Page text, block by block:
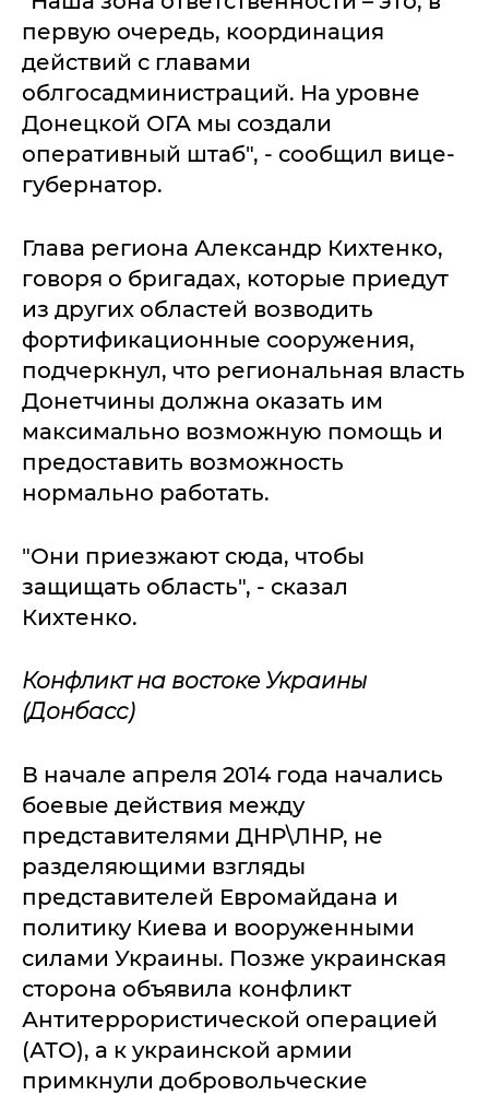
первую очередь, координация
действий с главами
облгосадминистраций. На уровне
Донецкой ОГА мы создали
оперативный штаб", - сообщил вице-
губернатор.
Глава региона Александр Кихтенко,
говоря о бригадах, которые приедут
из других областей возводить
фортификационные сооружения,
подчеркнул, что региональная власть
Донетчины должна оказать им
максимально возможную помощь и
предоставить возможность
нормально работать.
"Они приезжают сюда, чтобы
защищать область", - сказал
Кихтенко.
Конфликт на востоке Украины
(Донбасс)
В начале апреля 2014 года начались
боевые действия между
представителями ДНР\ЛНР, не
разделяющими взгляды
представителей Евромайдана и
политику Киева и вооруженными
силами Украины. Позже украинская
сторона объявила конфликт
Антитеррористической операцией
(АТО), а к украинской армии
примкнули добровольческие